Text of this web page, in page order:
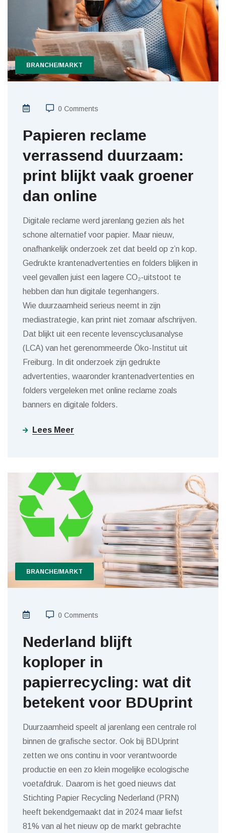
BRANCHE/MARKT
0 Comments
Papieren reclame
verrassend duurzaam:
print blijkt vaak groener
dan online
Digitale reclame werd jarenlang gezien als het
schone alternatief voor papier. Maar nieuw,
onafhankelijk onderzoek zet dat beeld op z’n kop.
Gedrukte krantenadvertenties en folders blijken in
veel gevallen juist een lagere CO₂-uitstoot te
hebben dan hun digitale tegenhangers.
Wie duurzaamheid serieus neemt in zijn
mediastrategie, kan print niet zomaar afschrijven.
Dat blijkt uit een recente levenscyclusanalyse
(LCA) van het gerenommeerde Öko-Institut uit
Freiburg. In dit onderzoek zijn gedrukte
advertenties, waaronder krantenadvertenties en
folders vergeleken met online reclame zoals
banners en digitale folders.
Lees Meer
BRANCHE/MARKT
0 Comments
Nederland blijft
koploper in
papierrecycling: wat dit
betekent voor BDUprint
Duurzaamheid speelt al jarenlang een centrale rol
binnen de grafische sector. Ook bij BDUprint
zetten we ons continu in voor verantwoorde
productie en een zo klein mogelijke ecologische
voetafdruk. Daarom is het goed nieuws dat
Stichting Papier Recycling Nederland (PRN)
heeft bekendgemaakt dat in 2024 maar liefst
81% van al het nieuw op de markt gebrachte